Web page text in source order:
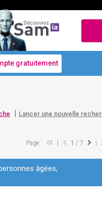
gratuitement
| Lancer une nouvelle
Page : 1 / 7
âgées,